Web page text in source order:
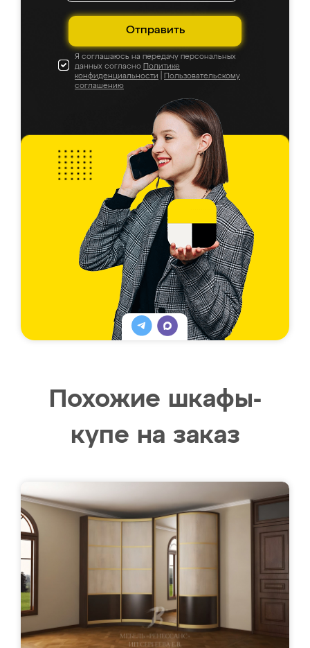
Отправить
Я соглашаюсь на передачу персональных
данных согласно Политике
конфиденциальности
Пользовательскому
соглашению
Похожие шкафы-
купе на заказ